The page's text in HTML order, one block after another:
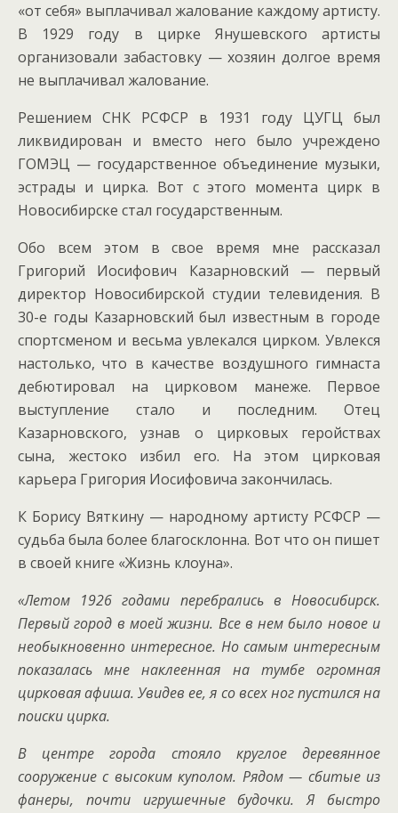
«от себя» выплачивал жалование каждому артисту.
В 1929 году в цирке Янушевского артисты
организовали забастовку — хозяин долгое время
не выплачивал жалование.
Решением СНК РСФСР в 1931 году ЦУГЦ был
ликвидирован и вместо него было учреждено
ГОМЭЦ — государственное объединение музыки,
эстрады и цирка. Вот с этого момента цирк в
Новосибирске стал государственным.
Обо всем этом в свое время мне рассказал
Григорий Иосифович Казарновский — первый
директор Новосибирской студии телевидения. В
30-е годы Казарновский был известным в городе
спортсменом и весьма увлекался цирком. Увлекся
настолько, что в качестве воздушного гимнаста
дебютировал на цирковом манеже. Первое
выступление стало и последним. Отец
Казарновского, узнав о цирковых геройствах
сына, жестоко избил его. На этом цирковая
карьера Григория Иосифовича закончилась.
К Борису Вяткину — народному артисту РСФСР —
судьба была более благосклонна. Вот что он пишет
в своей книге «Жизнь клоуна».
«Летом 1926 годами перебрались в Новосибирск.
Первый город в моей жизни. Все в нем было новое и
необыкновенно интересное. Но самым интересным
показалась мне наклеенная на тумбе огромная
цирковая афиша. Увидев ее, я со всех ног пустился на
поиски цирка.
В центре города стояло круглое деревянное
сооружение с высоким куполом. Рядом — сбитые из
фанеры, почти игрушечные будочки. Я быстро